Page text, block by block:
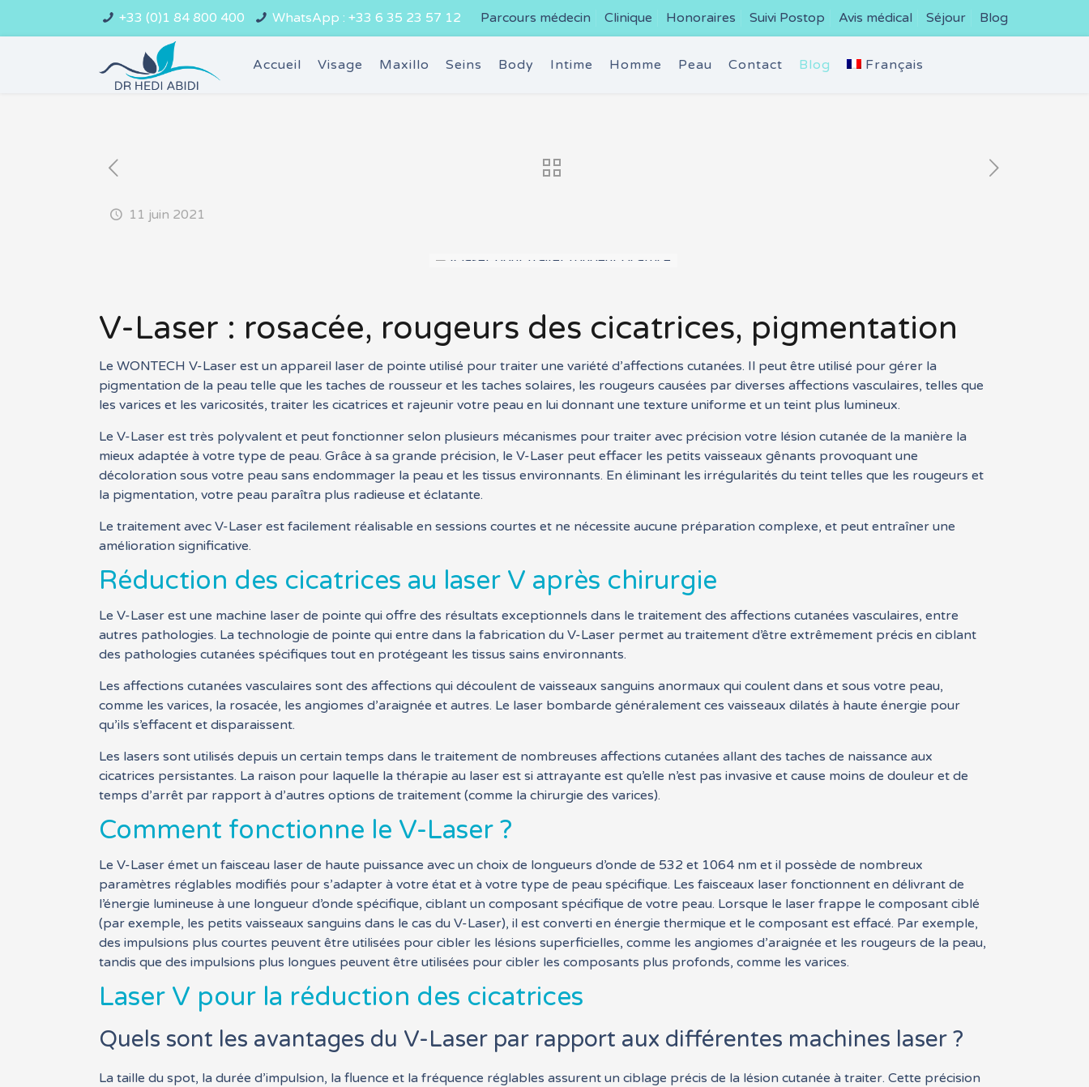
+33 (0)1 84 800 400 WhatsApp : +33 6 35 23 57 12 Parcours médecin Clinique Honoraires Suivi Postop Avis médical Séjour Blog
Accueil Visage Maxillo Seins Body Intime Homme Peau Contact Blog Français
11 juin 2021
V-Laser : rosacée, rougeurs des cicatrices, pigmentation
Le WONTECH V-Laser est un appareil laser de pointe utilisé pour traiter une variété d’affections cutanées. Il peut être utilisé pour gérer la
pigmentation de la peau telle que les taches de rousseur et les taches solaires, les rougeurs causées par diverses affections vasculaires, telles que
les varices et les varicosités, traiter les cicatrices et rajeunir votre peau en lui donnant une texture uniforme et un teint plus lumineux.
Le V-Laser est très polyvalent et peut fonctionner selon plusieurs mécanismes pour traiter avec précision votre lésion cutanée de la manière la
mieux adaptée à votre type de peau. Grâce à sa grande précision, le V-Laser peut effacer les petits vaisseaux gênants provoquant une
décoloration sous votre peau sans endommager la peau et les tissus environnants. En éliminant les irrégularités du teint telles que les rougeurs et
la pigmentation, votre peau paraîtra plus radieuse et éclatante.
Le traitement avec V-Laser est facilement réalisable en sessions courtes et ne nécessite aucune préparation complexe, et peut entraîner une
amélioration significative.
Réduction des cicatrices au laser V après chirurgie
Le V-Laser est une machine laser de pointe qui offre des résultats exceptionnels dans le traitement des affections cutanées vasculaires, entre
autres pathologies. La technologie de pointe qui entre dans la fabrication du V-Laser permet au traitement d’être extrêmement précis en ciblant
des pathologies cutanées spécifiques tout en protégeant les tissus sains environnants.
Les affections cutanées vasculaires sont des affections qui découlent de vaisseaux sanguins anormaux qui coulent dans et sous votre peau,
comme les varices, la rosacée, les angiomes d’araignée et autres. Le laser bombarde généralement ces vaisseaux dilatés à haute énergie pour
qu’ils s’effacent et disparaissent.
Les lasers sont utilisés depuis un certain temps dans le traitement de nombreuses affections cutanées allant des taches de naissance aux
cicatrices persistantes. La raison pour laquelle la thérapie au laser est si attrayante est qu’elle n’est pas invasive et cause moins de douleur et de
temps d’arrêt par rapport à d’autres options de traitement (comme la chirurgie des varices).
Comment fonctionne le V-Laser ?
Le V-Laser émet un faisceau laser de haute puissance avec un choix de longueurs d’onde de 532 et 1064 nm et il possède de nombreux
paramètres réglables modifiés pour s’adapter à votre état et à votre type de peau spécifique. Les faisceaux laser fonctionnent en délivrant de
l’énergie lumineuse à une longueur d’onde spécifique, ciblant un composant spécifique de votre peau. Lorsque le laser frappe le composant ciblé
(par exemple, les petits vaisseaux sanguins dans le cas du V-Laser), il est converti en énergie thermique et le composant est effacé. Par exemple,
des impulsions plus courtes peuvent être utilisées pour cibler les lésions superficielles, comme les angiomes d’araignée et les rougeurs de la peau,
tandis que des impulsions plus longues peuvent être utilisées pour cibler les composants plus profonds, comme les varices.
Laser V pour la réduction des cicatrices
Quels sont les avantages du V-Laser par rapport aux différentes machines laser ?
La taille du spot, la durée d’impulsion, la fluence et la fréquence réglables assurent un ciblage précis de la lésion cutanée à traiter. Cette précision